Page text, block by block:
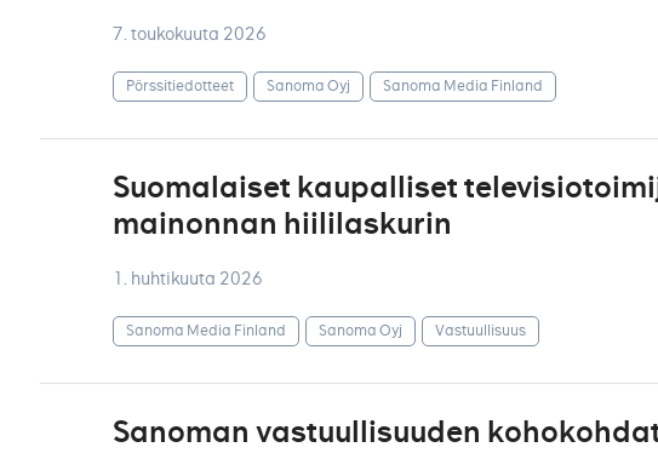
7. toukokuuta 2026
Pörssitiedotteet Sanoma Oyj Sanoma Media Finland
Suomalaiset kaupalliset
mainonnan hiililaskurin
1. huhtikuuta 2026
Sanoma Media Finland Sanoma Oyj Vastuullisuus
Sanoman vastuullisuuden